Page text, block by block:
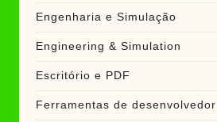
Engenharia e Simulação
Engineering & Simulation
Escritório e PDF
Ferramentas de desenvolvedor